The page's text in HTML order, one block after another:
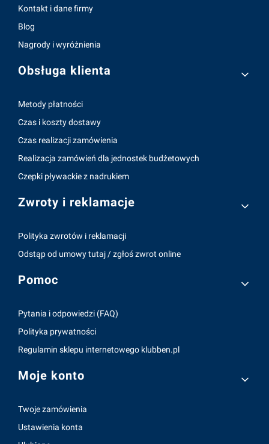
Kontakt i dane firmy
Blog
Nagrody i wyróżnienia
Obsługa klienta
Metody płatności
Czas i koszty dostawy
Czas realizacji zamówienia
Realizacja zamówień dla jednostek budżetowych
Czepki pływackie z nadrukiem
Zwroty i reklamacje
Polityka zwrotów i reklamacji
Odstąp od umowy tutaj / zgłoś zwrot online
Pomoc
Pytania i odpowiedzi (FAQ)
Polityka prywatności
Regulamin sklepu internetowego klubben.pl
Moje konto
Twoje zamówienia
Ustawienia konta